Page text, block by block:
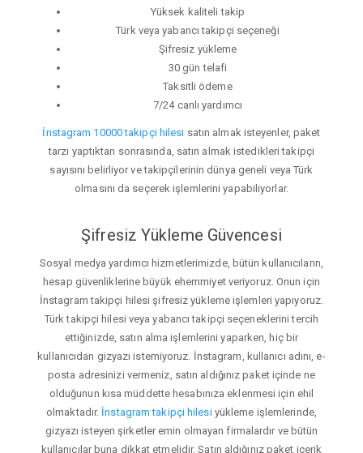
Yüksek kaliteli takip
Türk veya yabancı takipçi seçeneği
Şifresiz yükleme
30 gün telafi
Taksitli ödeme
7/24 canlı yardımcı
İnstagram 10000 takipçi hilesi satın almak isteyenler, paket
tarzı yaptıktan sonrasında, satın almak istedikleri takipçi
sayısını belirliyor ve takipçilerinin dünya geneli veya Türk
olmasını da seçerek işlemlerini yapabiliyorlar.
Şifresiz Yükleme Güvencesi
Sosyal medya yardımcı hizmetlerimizde, bütün kullanıcıların,
hesap güvenliklerine büyük ehemmiyet veriyoruz. Onun için
İnstagram takipçi hilesi şifresiz yükleme işlemleri yapıyoruz.
Türk takipçi hilesi veya yabancı takipçi seçeneklerini tercih
ettiğinizde, satın alma işlemlerini yaparken, hiç bir
kullanıcıdan gizyazı istemiyoruz. İnstagram, kullanıcı adını, e-
posta adresinizi vermeniz, satın aldığınız paket içinde ne
olduğunun kısa müddette hesabınıza eklenmesi için ehil
olmaktadır. İnstagram takipçi hilesiyükleme işlemlerinde,
gizyazı isteyen şirketler emin olmayan firmalardır ve bütün
kullanıcılar buna dikkat etmelidir. Satın aldığınız paket içerik